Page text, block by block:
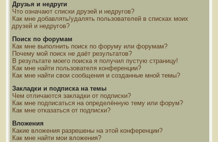
Друзья и недруги
Что означают списки друзей и недругов?
Как мне добавлять/удалять пользователей в списках моих
друзей и недругов?
Поиск по форумам
Как мне выполнить поиск по форуму или форумам?
Почему мой поиск не даёт результатов?
В результате моего поиска я получил пустую страницу!
Как мне найти пользователя конференции?
Как мне найти свои сообщения и созданные мной темы?
Закладки и подписка на темы
Чем отличаются закладки от подписки?
Как мне подписаться на определённую тему или форум?
Как мне отказаться от подписки?
Вложения
Какие вложения разрешены на этой конференции?
Как мне найти мои вложения?